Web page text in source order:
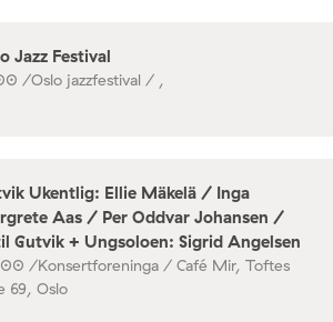
Jazz Festival
/Oslo jazzfestival / ,
Ukentlig: Ellie Mäkelä / Inga
Aas / Per Oddvar Johansen /
Gutvik + Ungsoloen: Sigrid Angelsen
/Konsertforeninga / Café Mir, Toftes
69, Oslo